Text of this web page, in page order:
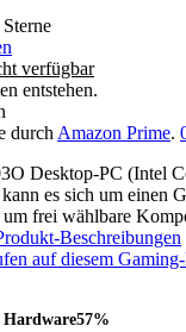
verfügbar
entstehen.
durch Amazon Prime.
Desktop-PC
es sich um einen
um frei wählbare
Beschreibungen
auf diesem
Hardware57%